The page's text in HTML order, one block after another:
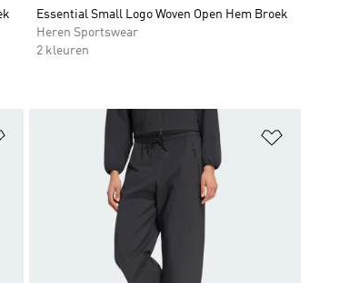
Essential Small Logo Woven Open Hem Broek
Heren Sportswear
2 kleuren
Op verlanglijst zetten